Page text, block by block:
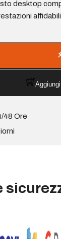
desktop
48 Ore